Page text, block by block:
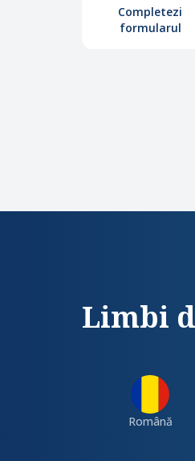
Completezi
formularul
Limbi
Română